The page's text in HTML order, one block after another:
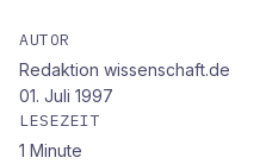
AUTOR
Redaktion wissenschaft.de
01. Juli 1997
LESEZEIT
1 Minute